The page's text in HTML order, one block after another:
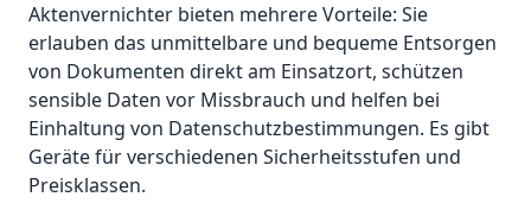
Aktenvernichter bieten mehrere Vorteile: Sie
erlauben das unmittelbare und bequeme Entsorgen
von Dokumenten direkt am Einsatzort, schützen
sensible Daten vor Missbrauch und helfen bei
Einhaltung von Datenschutzbestimmungen. Es gibt
Geräte für verschiedenen Sicherheitsstufen und
Preisklassen.